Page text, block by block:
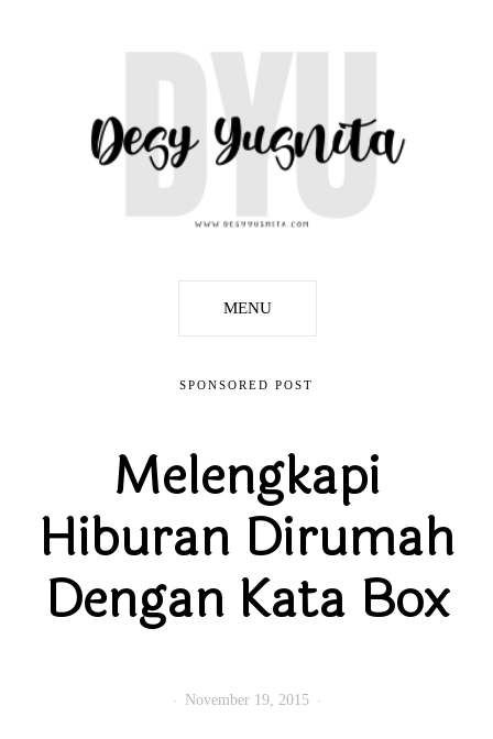
MENU
SPONSORED POST
Melengkapi
Hiburan Dirumah
Dengan Kata Box
November 19, 2015